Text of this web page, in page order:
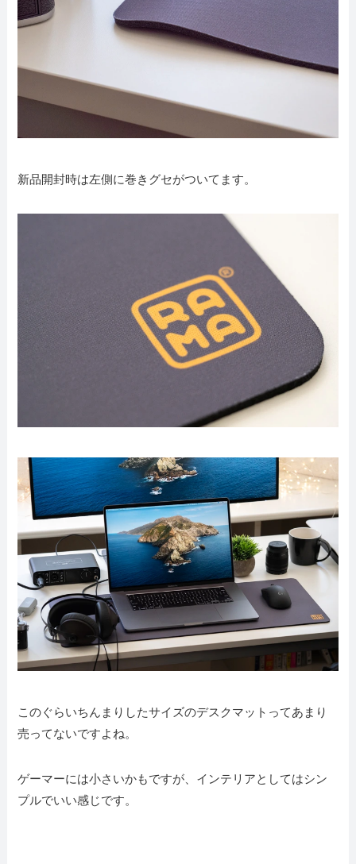
新品開封時は左側に巻きグセがついてます。
このぐらいちんまりしたサイズのデスクマットってあまり
売ってないですよね。
ゲーマーには小さいかもですが、インテリアとしてはシン
プルでいい感じです。